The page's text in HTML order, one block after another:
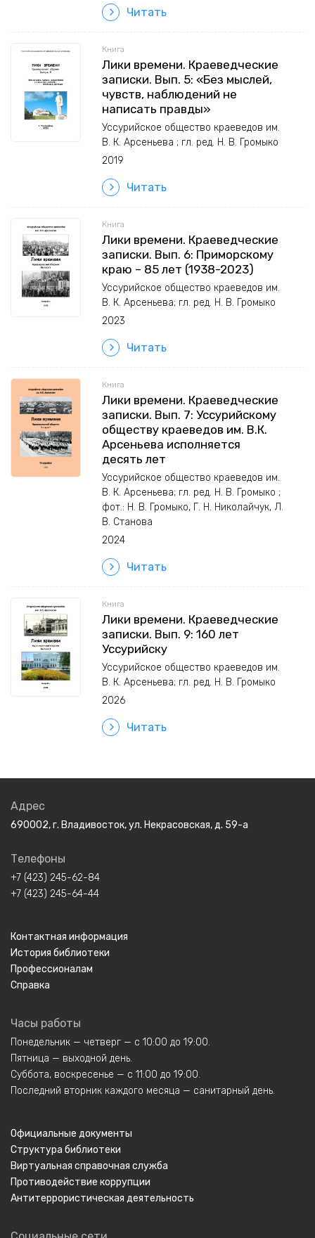
Читать
Книга
Лики времени. Краеведческие
записки. Вып. 5: «Без мыслей,
чувств, наблюдений не
написать правды»
Уссурийское общество краеведов им.
В. К. Арсеньева ; гл. ред. Н. В. Громыко
2019
Читать
Книга
Лики времени. Краеведческие
записки. Вып. 6: Приморскому
краю – 85 лет (1938-2023)
Уссурийское общество краеведов им.
В. К. Арсеньева; гл. ред. Н. В. Громыко
2023
Читать
Книга
Лики времени. Краеведческие
записки. Вып. 7: Уссурийскому
обществу краеведов им. В.К.
Арсеньева исполняется
десять лет
Уссурийское общество краеведов им.
В. К. Арсеньева; гл. ред. Н. В. Громыко ;
фот.: Н. В. Громыко, Г. Н. Николайчук, Л.
В. Станова
2024
Читать
Книга
Лики времени. Краеведческие
записки. Вып. 9: 160 лет
Уссурийску
Уссурийское общество краеведов им.
В. К. Арсеньева; гл. ред. Н. В. Громыко
2026
Читать
Адрес
690002, г. Владивосток, ул. Некрасовская, д. 59-а
Телефоны
+7 (423) 245-62-84
+7 (423) 245-64-44
Контактная информация
История библиотеки
Профессионалам
Справка
Часы работы
Понедельник — четверг — с 10:00 до 19:00.
Пятница — выходной день.
Суббота, воскресенье — с 11:00 до 19:00.
Последний вторник каждого месяца — санитарный день.
Официальные документы
Структура библиотеки
Виртуальная справочная служба
Противодействие коррупции
Антитеррористическая деятельность